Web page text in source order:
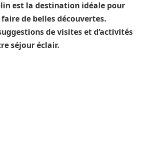
est la destination idéale pour
de belles découvertes.
de visites et d’activités
séjour éclair.